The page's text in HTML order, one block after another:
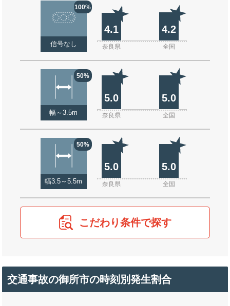
100%
信号なし
4.1 4.2
奈良県 全国
50%
幅～3.5m
5.0 5.0
奈良県 全国
50%
幅3.5～5.5m
5.0 5.0
奈良県 全国
こだわり条件で探す
交通事故の御所市の時刻別発生割合